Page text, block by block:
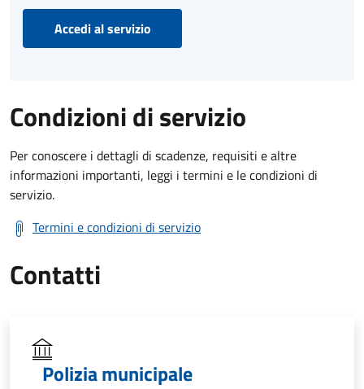
Accedi al servizio
Condizioni di servizio
Per conoscere i dettagli di scadenze, requisiti e altre
informazioni importanti, leggi i termini e le condizioni di
servizio.
Termini e condizioni di servizio
Contatti
Polizia municipale